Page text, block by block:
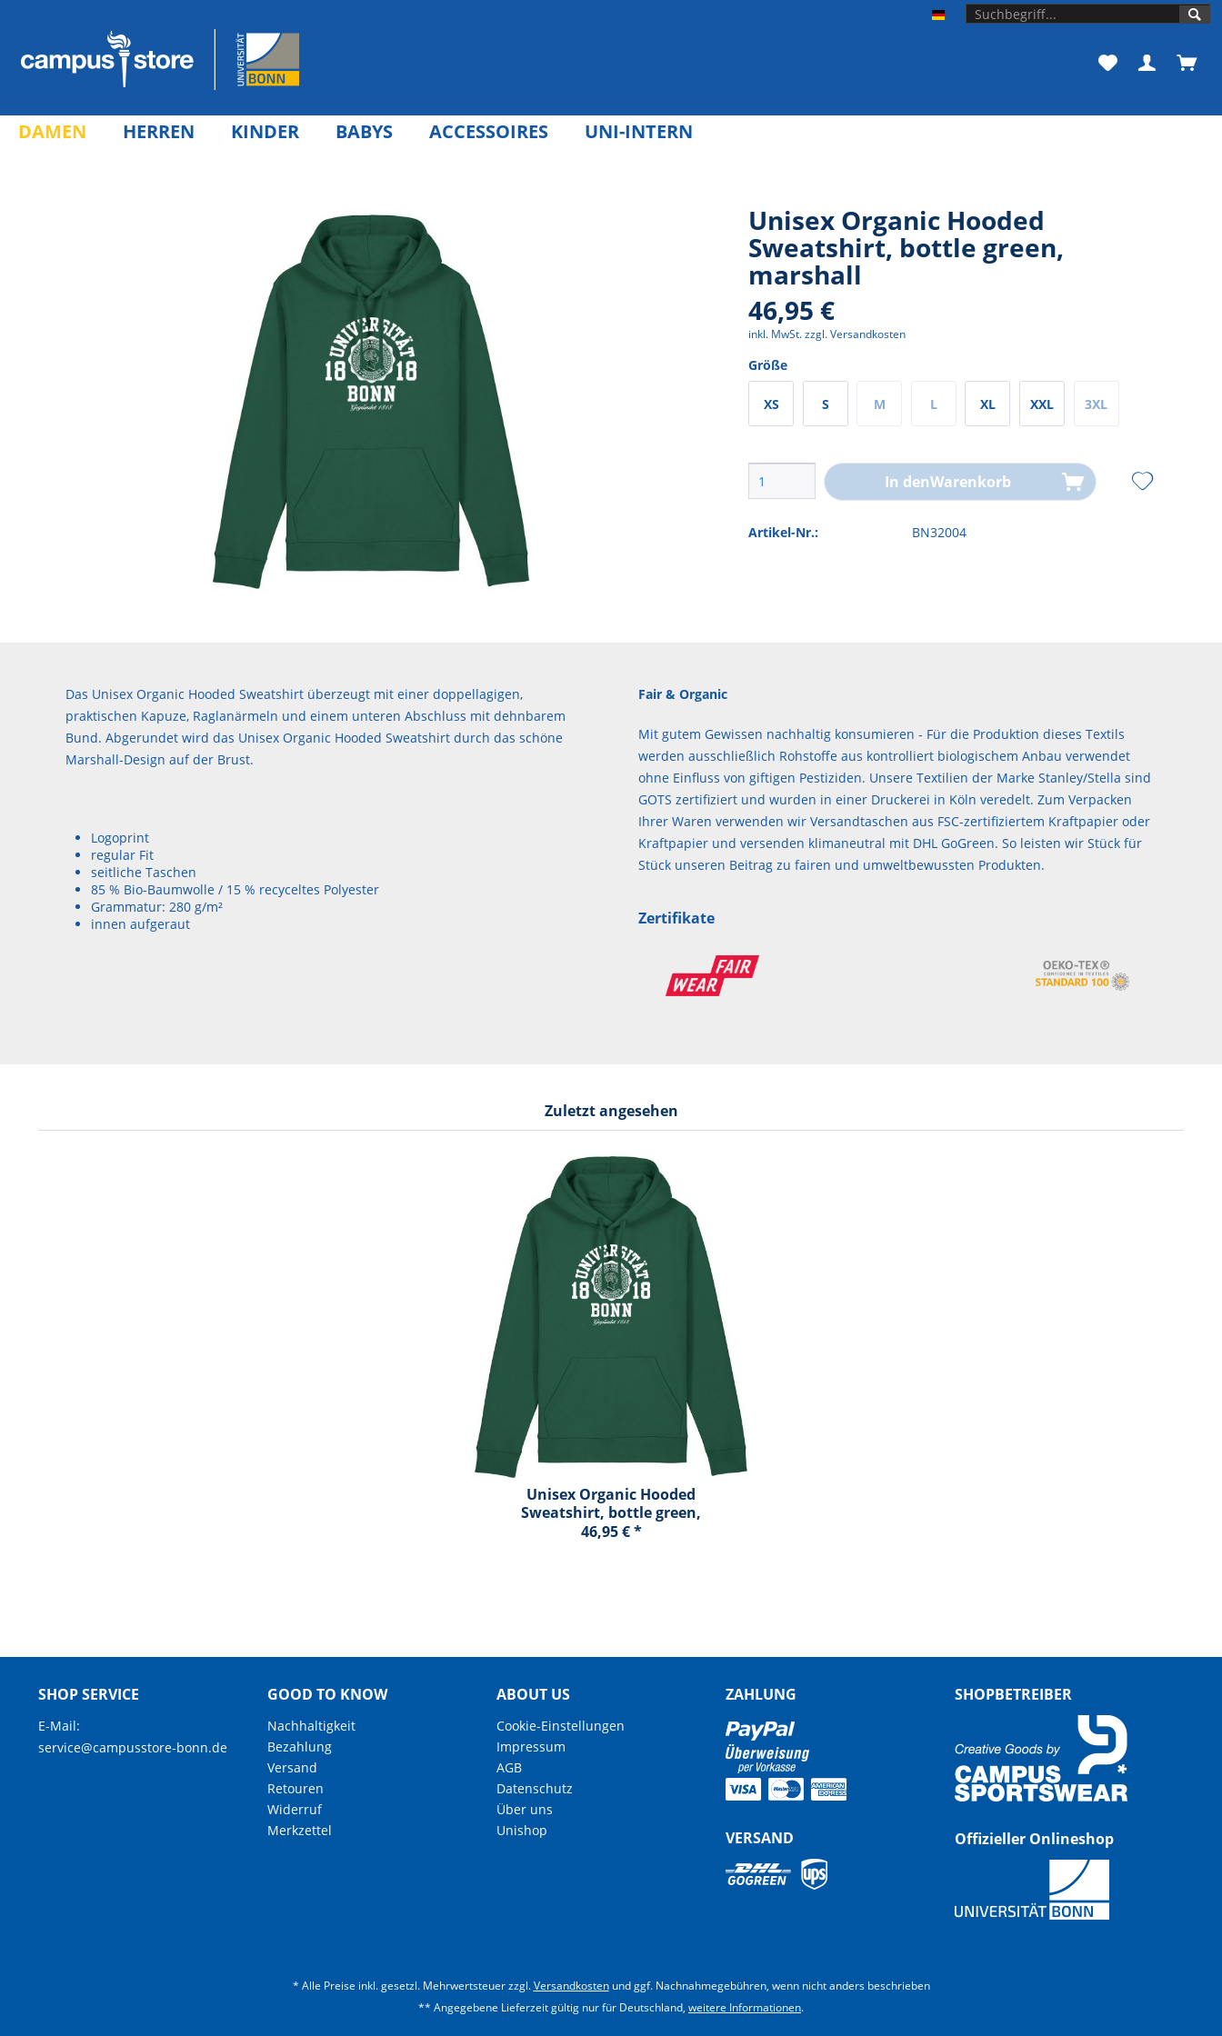
Unishop der Universität Bonn
DAMEN HERREN KINDER BABYS ACCESSOIRES UNI-INTERN
Unisex Organic Hooded
Sweatshirt, bottle green,
marshall
46,95 €
inkl. MwSt.zzgl. Versandkosten
Größe
XS S M L XL XXL 3XL
In denWarenkorb
Artikel-Nr.: BN32004
Das Unisex Organic Hooded Sweatshirt überzeugt mit einer doppellagigen,
praktischen Kapuze, Raglanärmeln und einem unteren Abschluss mit dehnbarem
Bund. Abgerundet wird das Unisex Organic Hooded Sweatshirt durch das schöne
Marshall-Design auf der Brust.
Logoprint
regular Fit
seitliche Taschen
85 % Bio-Baumwolle / 15 % recyceltes Polyester
Grammatur: 280 g/m²
innen aufgeraut
Fair & Organic
Mit gutem Gewissen nachhaltig konsumieren - Für die Produktion dieses Textils
werden ausschließlich Rohstoffe aus kontrolliert biologischem Anbau verwendet
ohne Einfluss von giftigen Pestiziden. Unsere Textilien der Marke Stanley/Stella sind
GOTS zertifiziert und wurden in einer Druckerei in Köln veredelt. Zum Verpacken
Ihrer Waren verwenden wir Versandtaschen aus FSC-zertifiziertem Kraftpapier oder
Kraftpapier und versenden klimaneutral mit DHL GoGreen. So leisten wir Stück für
Stück unseren Beitrag zu fairen und umweltbewussten Produkten.
Zertifikate
Zuletzt angesehen
Unisex Organic Hooded
Sweatshirt, bottle green,
marshall
46,95 € *
SHOP SERVICE
E-Mail:
service@campusstore-bonn.de
GOOD TO KNOW
Nachhaltigkeit
Bezahlung
Versand
Retouren
Widerruf
Merkzettel
ABOUT US
Cookie-Einstellungen
Impressum
AGB
Datenschutz
Über uns
Unishop
ZAHLUNG
VERSAND
SHOPBETREIBER
Offizieller Onlineshop
* Alle Preise inkl. gesetzl. Mehrwertsteuer zzgl.Versandkostenund ggf. Nachnahmegebühren, wenn nicht anders beschrieben
** Angegebene Lieferzeit gültig nur für Deutschland, weitere Informationen.